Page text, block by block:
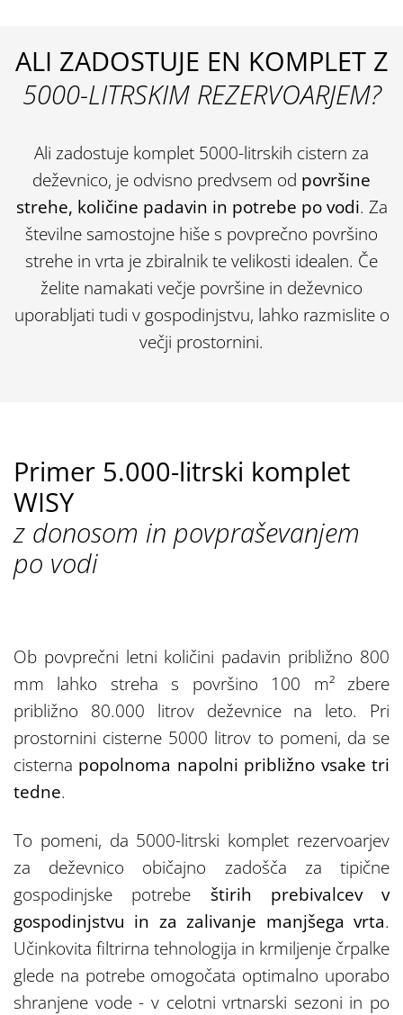
ALI ZADOSTUJE EN KOMPLET Z
5000-LITRSKIM REZERVOARJEM?
Ali zadostuje komplet 5000-litrskih cistern za
deževnico, je odvisno predvsem od površine
strehe, količine padavin in potrebe po vodi. Za
številne samostojne hiše s povprečno površino
strehe in vrta je zbiralnik te velikosti idealen. Če
želite namakati večje površine in deževnico
uporabljati tudi v gospodinjstvu, lahko razmislite o
večji prostornini.
Primer 5.000-litrski komplet
WISY
z donosom in povpraševanjem
po vodi
Ob povprečni letni količini padavin približno 800
mm lahko streha s površino 100 m² zbere
približno 80.000 litrov deževnice na leto. Pri
prostornini cisterne 5000 litrov to pomeni, da se
cisterna popolnoma napolni približno vsake tri
tedne.
To pomeni, da 5000-litrski komplet rezervoarjev
za deževnico običajno zadošča za tipične
gospodinjske potrebe štirih prebivalcev v
gospodinjstvu in za zalivanje manjšega vrta.
Učinkovita filtrirna tehnologija in krmiljenje črpalke
glede na potrebe omogočata optimalno uporabo
shranjene vode - v celotni vrtnarski sezoni in po